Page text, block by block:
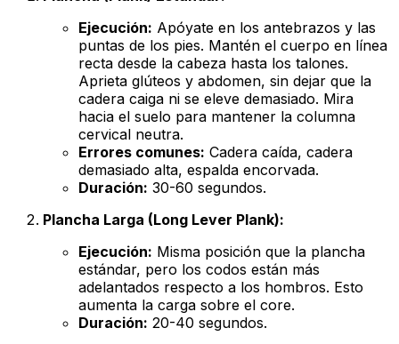
Ejecución: Apóyate en los antebrazos y las
puntas de los pies. Mantén el cuerpo en línea
recta desde la cabeza hasta los talones.
Aprieta glúteos y abdomen, sin dejar que la
cadera caiga ni se eleve demasiado. Mira
hacia el suelo para mantener la columna
cervical neutra.
Errores comunes: Cadera caída, cadera
demasiado alta, espalda encorvada.
Duración: 30-60 segundos.
Plancha Larga (Long Lever Plank):
Ejecución: Misma posición que la plancha
estándar, pero los codos están más
adelantados respecto a los hombros. Esto
aumenta la carga sobre el core.
Duración: 20-40 segundos.